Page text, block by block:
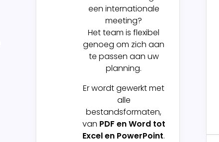
een internationale
meeting?
Het team is flexibel
genoeg om zich aan
te passen aan uw
planning.
Er wordt gewerkt met
alle
bestandsformaten,
van PDF en Word tot
Excel en PowerPoint.